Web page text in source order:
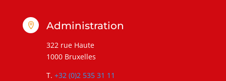
 Administration
322 rue Haute
1000 Bruxelles
T. +32 (0)2 535 31 11